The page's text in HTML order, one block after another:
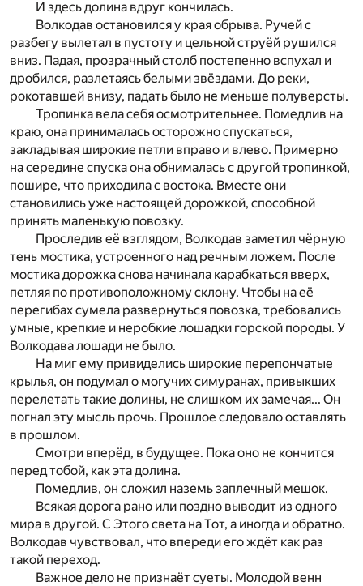
И здесь долина вдруг кончилась.
Волкодав остановился у края обрыва. Ручей с
разбегу вылетал в пустоту и цельной струёй рушился
вниз. Падая, прозрачный столб постепенно вспухал и
дробился, разлетаясь белыми звёздами. До реки,
рокотавшей внизу, падать было не меньше полуверсты.
Тропинка вела себя осмотрительнее. Помедлив на
краю, она принималась осторожно спускаться,
закладывая широкие петли вправо и влево. Примерно
на середи­не спуска она обнималась с другой тропинкой,
пошире, что приходила с востока. Вместе они
становились уже настоящей дорожкой, способной
принять маленькую по­возку.
Проследив её взглядом, Волкодав заметил чёрную
тень мостика, устроенного над речным ложем. После
мос­­тика дорожка снова начинала карабкаться вверх,
петляя по противоположному склону. Чтобы на её
перегибах сумела развернуться повозка, требовались
умные, крепкие и неробкие лошадки горской породы. У
Волкодава лошади не было.
На миг ему привиделись широкие перепончатые
кры­лья, он подумал о могучих симуранах, привыкших
перелетать такие долины, не слишком их замечая... Он
погнал эту мысль прочь. Прошлое следовало оставлять
в про­шлом.
Смотри вперёд, в будущее. Пока оно не кончится
перед тобой, как эта долина.
Помедлив, он сложил наземь заплечный мешок.
Всякая дорога рано или поздно выводит из одного
мира в другой. С Этого света на Тот, а иногда и обратно.
Волкодав чувствовал, что впереди его ждёт как раз
такой переход.
Важное дело не признаёт суеты. Молодой венн